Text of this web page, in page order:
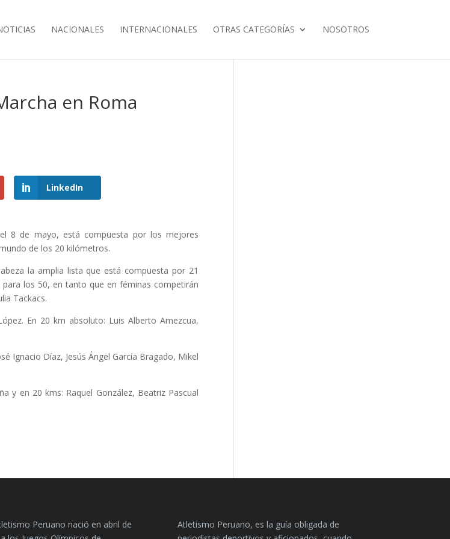
NACIONALES INTERNACIONALES OTRAS CATEGORÍAS NOSOTROS
en Roma
LinkedIn
8 de mayo, está compuesta por los mejores
de los 20 kilómetros.
la amplia lista que está compuesta por 21
para los 50, en tanto que en féminas competirán
Tackacs.
En 20 km absoluto: Luis Alberto Amezcua,
Ignacio Díaz, Jesús Ángel García Bragado, Mikel
y en 20 kms: Raquel González, Beatriz Pascual
Peruano nació en abril de
Atletismo Peruano, es la guía obligada de